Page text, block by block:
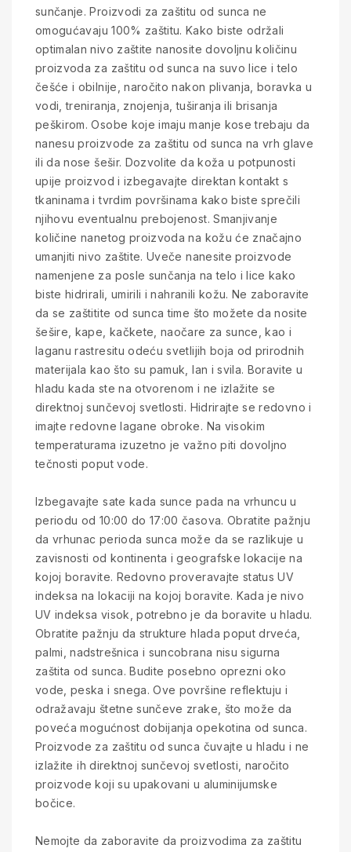
sunčanje. Proizvodi za zaštitu od sunca ne
omogućavaju 100% zaštitu. Kako biste održali
optimalan nivo zaštite nanosite dovoljnu količinu
proizvoda za zaštitu od sunca na suvo lice i telo
češće i obilnije, naročito nakon plivanja, boravka u
vodi, treniranja, znojenja, tuširanja ili brisanja
peškirom. Osobe koje imaju manje kose trebaju da
nanesu proizvode za zaštitu od sunca na vrh glave
ili da nose šešir. Dozvolite da koža u potpunosti
upije proizvod i izbegavajte direktan kontakt s
tkaninama i tvrdim površinama kako biste sprečili
njihovu eventualnu prebojenost. Smanjivanje
količine nanetog proizvoda na kožu će značajno
umanjiti nivo zaštite. Uveče nanesite proizvode
namenjene za posle sunčanja na telo i lice kako
biste hidrirali, umirili i nahranili kožu. Ne zaboravite
da se zaštitite od sunca time što možete da nosite
šešire, kape, kačkete, naočare za sunce, kao i
laganu rastresitu odeću svetlijih boja od prirodnih
materijala kao što su pamuk, lan i svila. Boravite u
hladu kada ste na otvorenom i ne izlažite se
direktnoj sunčevoj svetlosti. Hidrirajte se redovno i
imajte redovne lagane obroke. Na visokim
temperaturama izuzetno je važno piti dovoljno
tečnosti poput vode.
Izbegavajte sate kada sunce pada na vrhuncu u
periodu od 10:00 do 17:00 časova. Obratite pažnju
da vrhunac perioda sunca može da se razlikuje u
zavisnosti od kontinenta i geografske lokacije na
kojoj boravite. Redovno proveravajte status UV
indeksa na lokaciji na kojoj boravite. Kada je nivo
UV indeksa visok, potrebno je da boravite u hladu.
Obratite pažnju da strukture hlada poput drveća,
palmi, nadstrešnica i suncobrana nisu sigurna
zaštita od sunca. Budite posebno oprezni oko
vode, peska i snega. Ove površine reflektuju i
odražavaju štetne sunčeve zrake, što može da
poveća mogućnost dobijanja opekotina od sunca.
Proizvode za zaštitu od sunca čuvajte u hladu i ne
izlažite ih direktnoj sunčevoj svetlosti, naročito
proizvode koji su upakovani u aluminijumske
bočice.
Nemojte da zaboravite da proizvodima za zaštitu